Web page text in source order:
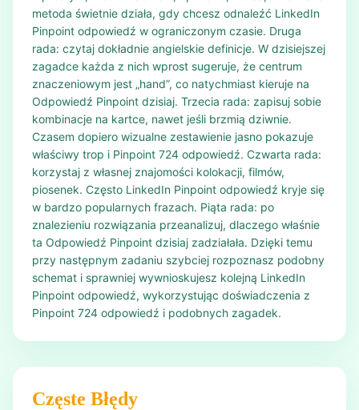
metoda świetnie działa, gdy chcesz odnaleźć LinkedIn
Pinpoint odpowiedź w ograniczonym czasie. Druga
rada: czytaj dokładnie angielskie definicje. W dzisiejszej
zagadce każda z nich wprost sugeruje, że centrum
znaczeniowym jest „hand”, co natychmiast kieruje na
Odpowiedź Pinpoint dzisiaj. Trzecia rada: zapisuj sobie
kombinacje na kartce, nawet jeśli brzmią dziwnie.
Czasem dopiero wizualne zestawienie jasno pokazuje
właściwy trop i Pinpoint 724 odpowiedź. Czwarta rada:
korzystaj z własnej znajomości kolokacji, filmów,
piosenek. Często LinkedIn Pinpoint odpowiedź kryje się
w bardzo popularnych frazach. Piąta rada: po
znalezieniu rozwiązania przeanalizuj, dlaczego właśnie
ta Odpowiedź Pinpoint dzisiaj zadziałała. Dzięki temu
przy następnym zadaniu szybciej rozpoznasz podobny
schemat i sprawniej wywnioskujesz kolejną LinkedIn
Pinpoint odpowiedź, wykorzystując doświadczenia z
Pinpoint 724 odpowiedź i podobnych zagadek.
Częste Błędy